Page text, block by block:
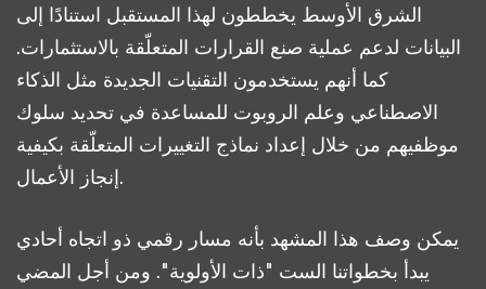
الشرق الأوسط يخططون لهذا المستقبل استنادًا إلى
البيانات لدعم عملية صنع القرارات المتعلّقة بالاستثمارات.
كما أنهم يستخدمون التقنيات الجديدة مثل الذكاء
الاصطناعي وعلم الروبوت للمساعدة في تحديد سلوك
موظفيهم من خلال إعداد نماذج التغييرات المتعلّقة بكيفية
إنجاز الأعمال.
يمكن وصف هذا المشهد بأنه مسار رقمي ذو اتجاه أحادي
يبدأ بخطواتنا الست "ذات الأولوية". ومن أجل المضي